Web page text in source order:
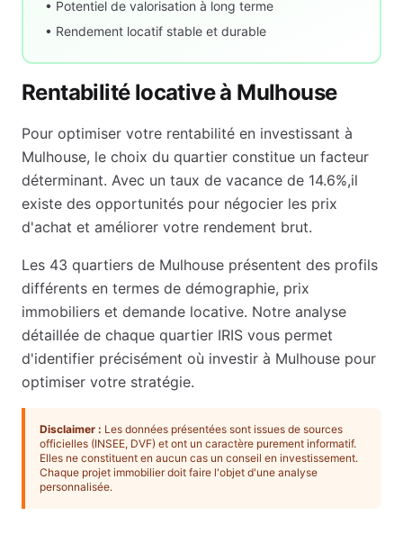
• Potentiel de valorisation à long terme
• Rendement locatif stable et durable
Rentabilité locative à Mulhouse
Pour optimiser votre rentabilité en investissant à
Mulhouse, le choix du quartier constitue un facteur
déterminant. Avec un taux de vacance de 14.6%,il
existe des opportunités pour négocier les prix
d'achat et améliorer votre rendement brut.
Les 43 quartiers de Mulhouse présentent des profils
différents en termes de démographie, prix
immobiliers et demande locative. Notre analyse
détaillée de chaque quartier IRIS vous permet
d'identifier précisément où investir à Mulhouse pour
optimiser votre stratégie.
Disclaimer : Les données présentées sont issues de sources
officielles (INSEE, DVF) et ont un caractère purement informatif.
Elles ne constituent en aucun cas un conseil en investissement.
Chaque projet immobilier doit faire l'objet d'une analyse
personnalisée.